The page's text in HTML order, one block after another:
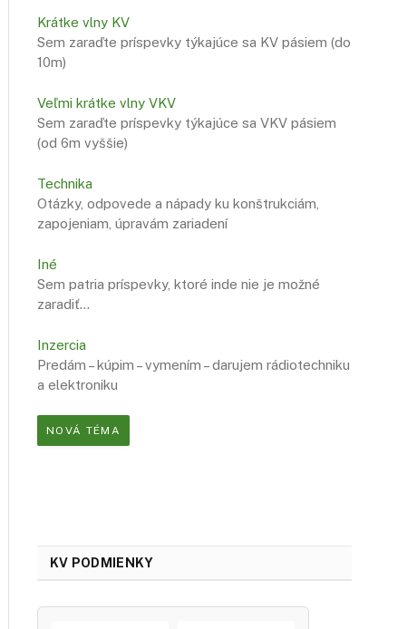
Krátke vlny KV
Sem zaraďte príspevky týkajúce sa KV pásiem (do
10m)
Veľmi krátke vlny VKV
Sem zaraďte príspevky týkajúce sa VKV pásiem
(od 6m vyššie)
Technika
Otázky, odpovede a nápady ku konštrukciám,
zapojeniam, úpravám zariadení
Iné
Sem patria príspevky, ktoré inde nie je možné
zaradiť…
Inzercia
Predám – kúpim – vymením – darujem rádiotechniku
a elektroniku
NOVÁ TÉMA
KV PODMIENKY